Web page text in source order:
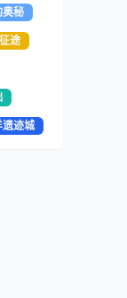
秘
途
迹城